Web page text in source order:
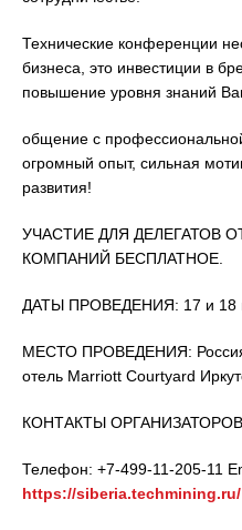
Технические конференции
бизнеса, это инвестиции в
повышение уровня знаний
общение c
огромный опыт, сильная
развития!
УЧАСТИЕ ДЛЯ ДЕЛЕГАТОВ
КОМПАНИЙ БЕСПЛАТНОЕ.
ДАТЫ ПРОВЕДЕНИЯ: 17 и 18
МЕСТО ПРОВЕДЕНИЯ: Россия,
отель Marriott Courtyard
КОНТАКТЫ
Телефон: +7-499-11-205-11
https://siberia.techmining.ru/